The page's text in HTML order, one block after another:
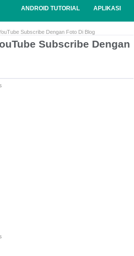
ANDROID TUTORIAL APLIKASI
Subscribe Dengan Foto Di Blog
Subscribe Dengan